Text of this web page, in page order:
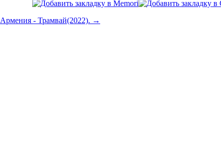
Армения - Трамвай(2022). →